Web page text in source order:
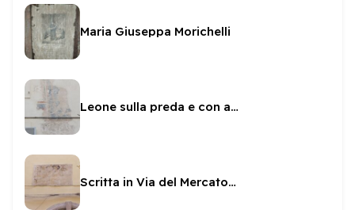
Maria Giuseppa Morichelli
Leone sulla preda e con asta a Piazza del Mercato
Scritta in Via del Mercato 17